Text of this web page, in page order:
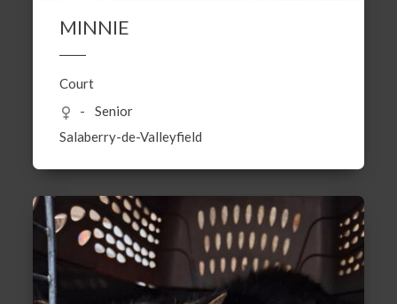
MINNIE
Court
Senior
Salaberry-de-Valleyfield